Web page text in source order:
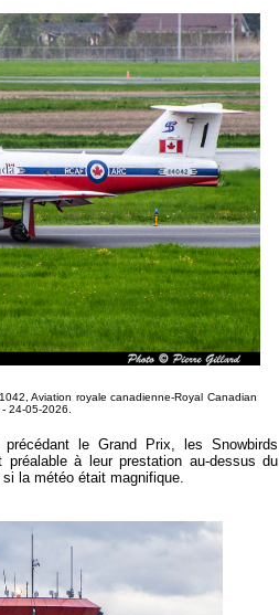
Aviation royale canadienne-Royal Canadian
24-05-2026.
le Grand Prix, les Snowbirds
préalable à leur prestation au-dessus du
la météo était magnifique.